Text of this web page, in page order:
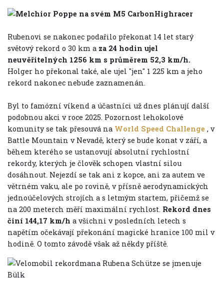
Rubenovi se nakonec podařilo překonat 14 let starý
světový rekord o 30 km a za 24 hodin ujel
neuvěřitelných 1256 km s průměrem 52,3 km/h.
Holger ho překonal také, ale ujel "jen" 1 225 km a jeho
rekord nakonec nebude zaznamenán.
Byl to famózní víkend a účastníci už dnes plánují další
podobnou akci v roce 2025. Pozornost lehokolové
komunity se tak přesouvá na World Speed Challenge , v
Battle Mountain v Nevadě, který se bude konat v září, a
během kterého se ustanovují absolutní rychlostní
rekordy, kterých je člověk schopen vlastní silou
dosáhnout. Nejezdí se tak ani z kopce, ani za autem ve
větrném vaku, ale po rovině, v přísně aerodynamických
jednoúčelových strojích a s letmým startem, přičemž se
na 200 meterch měří maximální rychlost. Rekord dnes
činí 144,17 km/h a všichni v posledních letech s
napětím očekávají překonání magické hranice 100 mil v
hodině. O tomto závodě však až někdy příště.